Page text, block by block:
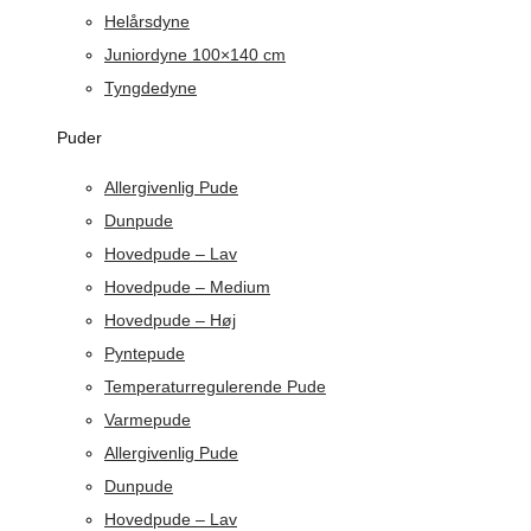
Helårsdyne
Juniordyne 100×140 cm
Tyngdedyne
Puder
Allergivenlig Pude
Dunpude
Hovedpude – Lav
Hovedpude – Medium
Hovedpude – Høj
Pyntepude
Temperaturregulerende Pude
Varmepude
Allergivenlig Pude
Dunpude
Hovedpude – Lav